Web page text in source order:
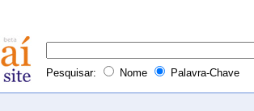
Pesquisar: Nome Palavra-Chave